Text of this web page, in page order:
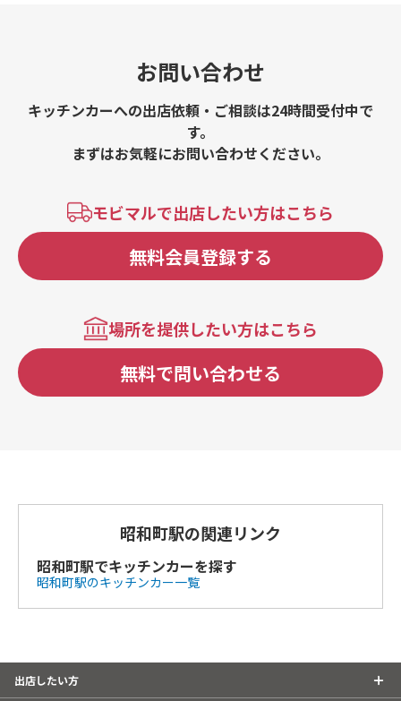
お問い合わせ
キッチンカーへの出店依頼・ご相談は24時間受付中で
す。
まずはお気軽にお問い合わせください。
モビマルで出店したい方はこちら
無料会員登録する
場所を提供したい方はこちら
無料で問い合わせる
昭和町駅の関連リンク
昭和町駅でキッチンカーを探す
昭和町駅のキッチンカー一覧
出店したい方